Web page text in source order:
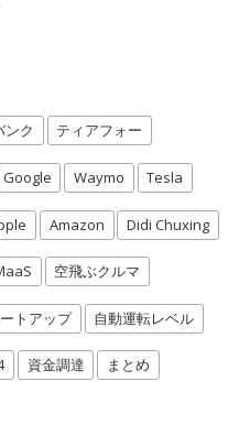
ンク ティアフォー
Google Waymo Tesla
Amazon Didi Chuxing
空飛ぶクルマ
トアップ 自動運転レベル
資金調達 まとめ